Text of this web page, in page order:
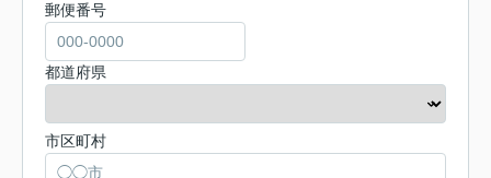
郵便番号
都道府県
市区町村